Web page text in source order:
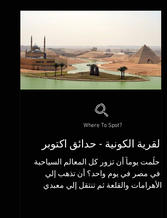
القرية الكونية - حدائق اكتوبر
هل حلُمت يوماً أن تزور كل المعالم السياحية
في مصر في يوم واحد؟ أن تذهب إلي
الأهرامات والقلعة ثم تنتقل إلي معبدي
Where To Spot?